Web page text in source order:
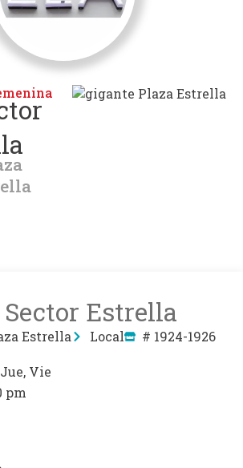
Estrella
Estrella Local # 1924-1926
Vie
pm